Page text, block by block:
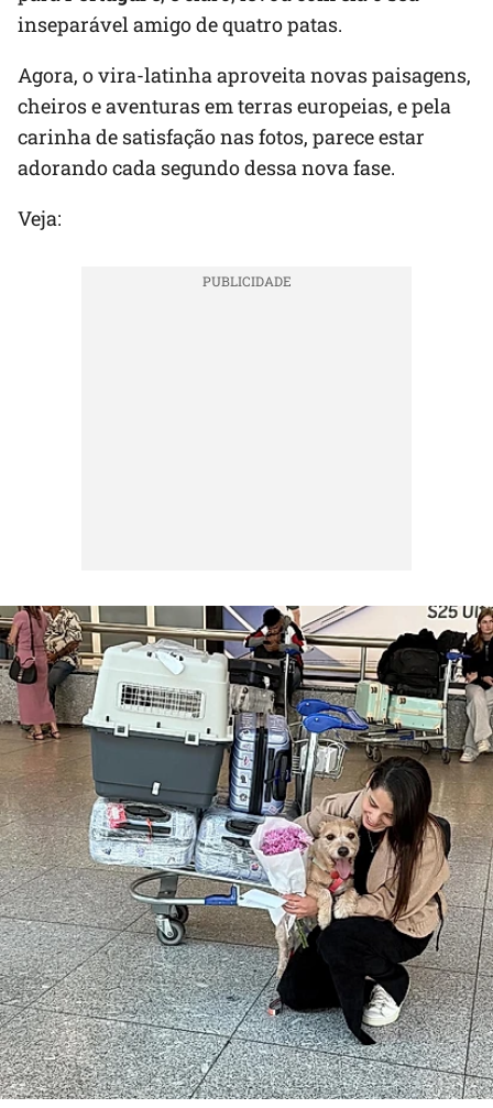
inseparável amigo de quatro patas.
Agora, o vira-latinha aproveita novas paisagens,
cheiros e aventuras em terras europeias, e pela
carinha de satisfação nas fotos, parece estar
adorando cada segundo dessa nova fase.
Veja: